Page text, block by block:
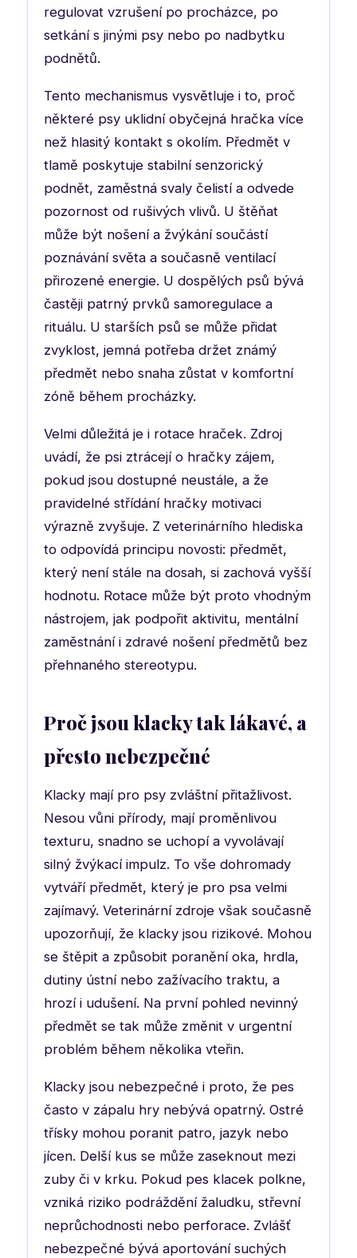
regulovat vzrušení po procházce, po
setkání s jinými psy nebo po nadbytku
podnětů.
Tento mechanismus vysvětluje i to, proč
některé psy uklidní obyčejná hračka více
než hlasitý kontakt s okolím. Předmět v
tlamě poskytuje stabilní senzorický
podnět, zaměstná svaly čelistí a odvede
pozornost od rušivých vlivů. U štěňat
může být nošení a žvýkání součástí
poznávání světa a současně ventilací
přirozené energie. U dospělých psů bývá
častěji patrný prvků samoregulace a
rituálu. U starších psů se může přidat
zvyklost, jemná potřeba držet známý
předmět nebo snaha zůstat v komfortní
zóně během procházky.
Velmi důležitá je i rotace hraček. Zdroj
uvádí, že psi ztrácejí o hračky zájem,
pokud jsou dostupné neustále, a že
pravidelné střídání hračky motivaci
výrazně zvyšuje. Z veterinárního hlediska
to odpovídá principu novosti: předmět,
který není stále na dosah, si zachová vyšší
hodnotu. Rotace může být proto vhodným
nástrojem, jak podpořit aktivitu, mentální
zaměstnání i zdravé nošení předmětů bez
přehnaného stereotypu.
Proč jsou klacky tak lákavé, a
přesto nebezpečné
Klacky mají pro psy zvláštní přitažlivost.
Nesou vůni přírody, mají proměnlivou
texturu, snadno se uchopí a vyvolávají
silný žvýkací impulz. To vše dohromady
vytváří předmět, který je pro psa velmi
zajímavý. Veterinární zdroje však současně
upozorňují, že klacky jsou rizikové. Mohou
se štěpit a způsobit poranění oka, hrdla,
dutiny ústní nebo zažívacího traktu, a
hrozí i udušení. Na první pohled nevinný
předmět se tak může změnit v urgentní
problém během několika vteřin.
Klacky jsou nebezpečné i proto, že pes
často v zápalu hry nebývá opatrný. Ostré
třísky mohou poranit patro, jazyk nebo
jícen. Delší kus se může zaseknout mezi
zuby či v krku. Pokud pes klacek polkne,
vzniká riziko podráždění žaludku, střevní
neprůchodnosti nebo perforace. Zvlášť
nebezpečné bývá aportování suchých